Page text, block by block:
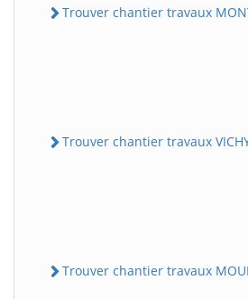
Trouver chantier travaux
Trouver chantier travaux
Trouver chantier travaux